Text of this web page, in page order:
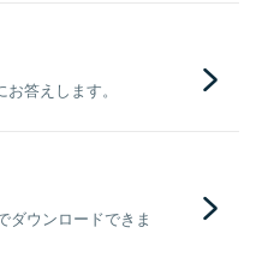
答えします。
ダウンロードできま